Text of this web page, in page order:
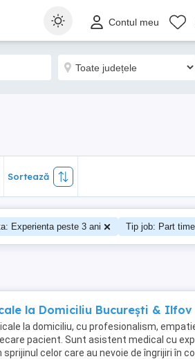
Contul meu
Sortează
Experienta peste 3 ani Tip job: Part time
la Domiciliu București & Ilfov
la domiciliu, cu profesionalism,
pacient. Sunt asistent medical cu
celor care au nevoie de îngrijiri în